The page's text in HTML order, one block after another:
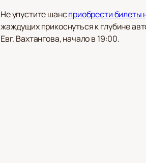
Не упустите шансприобрести
жаждущих прикоснуться к глубине
Евг. Вахтангова, начало в 19:00.